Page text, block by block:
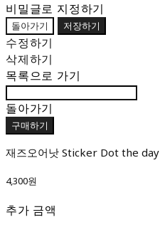
비밀글로 지정하기
돌아가기 저장하기
수정하기
삭제하기
목록으로 가기
돌아가기
구매하기
재즈오어낫 Sticker Dot the day
4,300원
추가 금액